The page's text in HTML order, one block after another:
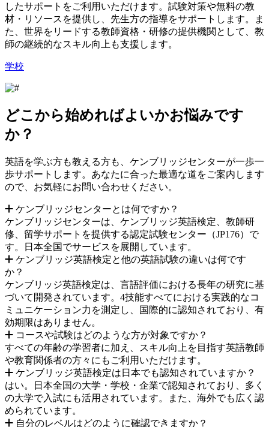
したサポートをご利用いただけます。試験対策や無料の教
材・リソースを提供し、先生方の指導をサポートします。ま
た、世界をリードする教師資格・研修の提供機関として、教
師の継続的なスキル向上も支援します。
学校
どこから始めればよいかお悩みです
か？
英語を学ぶ方も教える方も、ケンブリッジセンターが一歩一
歩サポートします。あなたに合った最適な道をご案内します
ので、お気軽にお問い合わせください。
ケンブリッジセンターとは何ですか？
ケンブリッジセンターは、ケンブリッジ英語検定、教師研
修、留学サポートを提供する認定試験センター（JP176）で
す。日本全国でサービスを展開しています。
ケンブリッジ英語検定と他の英語試験の違いは何です
か？
ケンブリッジ英語検定は、言語評価における長年の研究に基
づいて開発されています。4技能すべてにおける実践的なコ
ミュニケーション力を測定し、国際的に認知されており、有
効期限はありません。
コースや試験はどのような方が対象ですか？
すべての年齢の学習者に加え、スキル向上を目指す英語教師
や教育関係者の方々にもご利用いただけます。
ケンブリッジ英語検定は日本でも認知されていますか？
はい。日本全国の大学・学校・企業で認知されており、多く
の大学で入試にも活用されています。また、海外でも広く認
められています。
自分のレベルはどのように確認できますか？